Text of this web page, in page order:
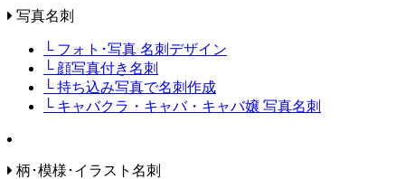
写真名刺
└ フォト･写真 名刺デザイン
└ 顔写真付き名刺
└ 持ち込み写真で名刺作成
└ キャバクラ・キャバ・キャバ嬢 写真名刺
柄･模様･イラスト名刺